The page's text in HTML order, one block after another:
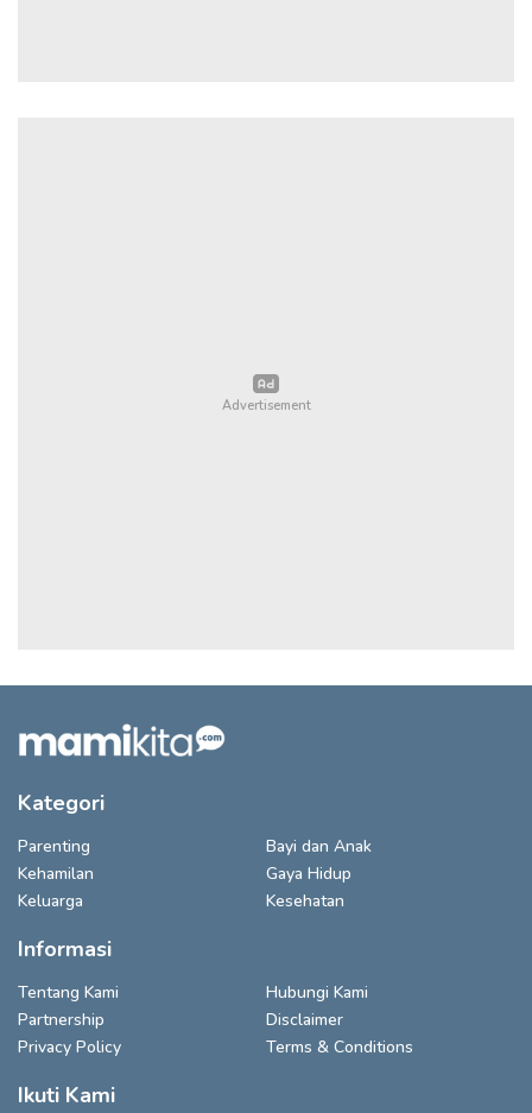
Kategori
Parenting
Bayi dan Anak
Kehamilan
Gaya Hidup
Keluarga
Kesehatan
Informasi
Tentang Kami
Hubungi Kami
Partnership
Disclaimer
Privacy Policy
Terms & Conditions
Ikuti Kami